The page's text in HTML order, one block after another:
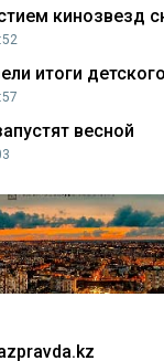
кинозвезд
итоги
весной